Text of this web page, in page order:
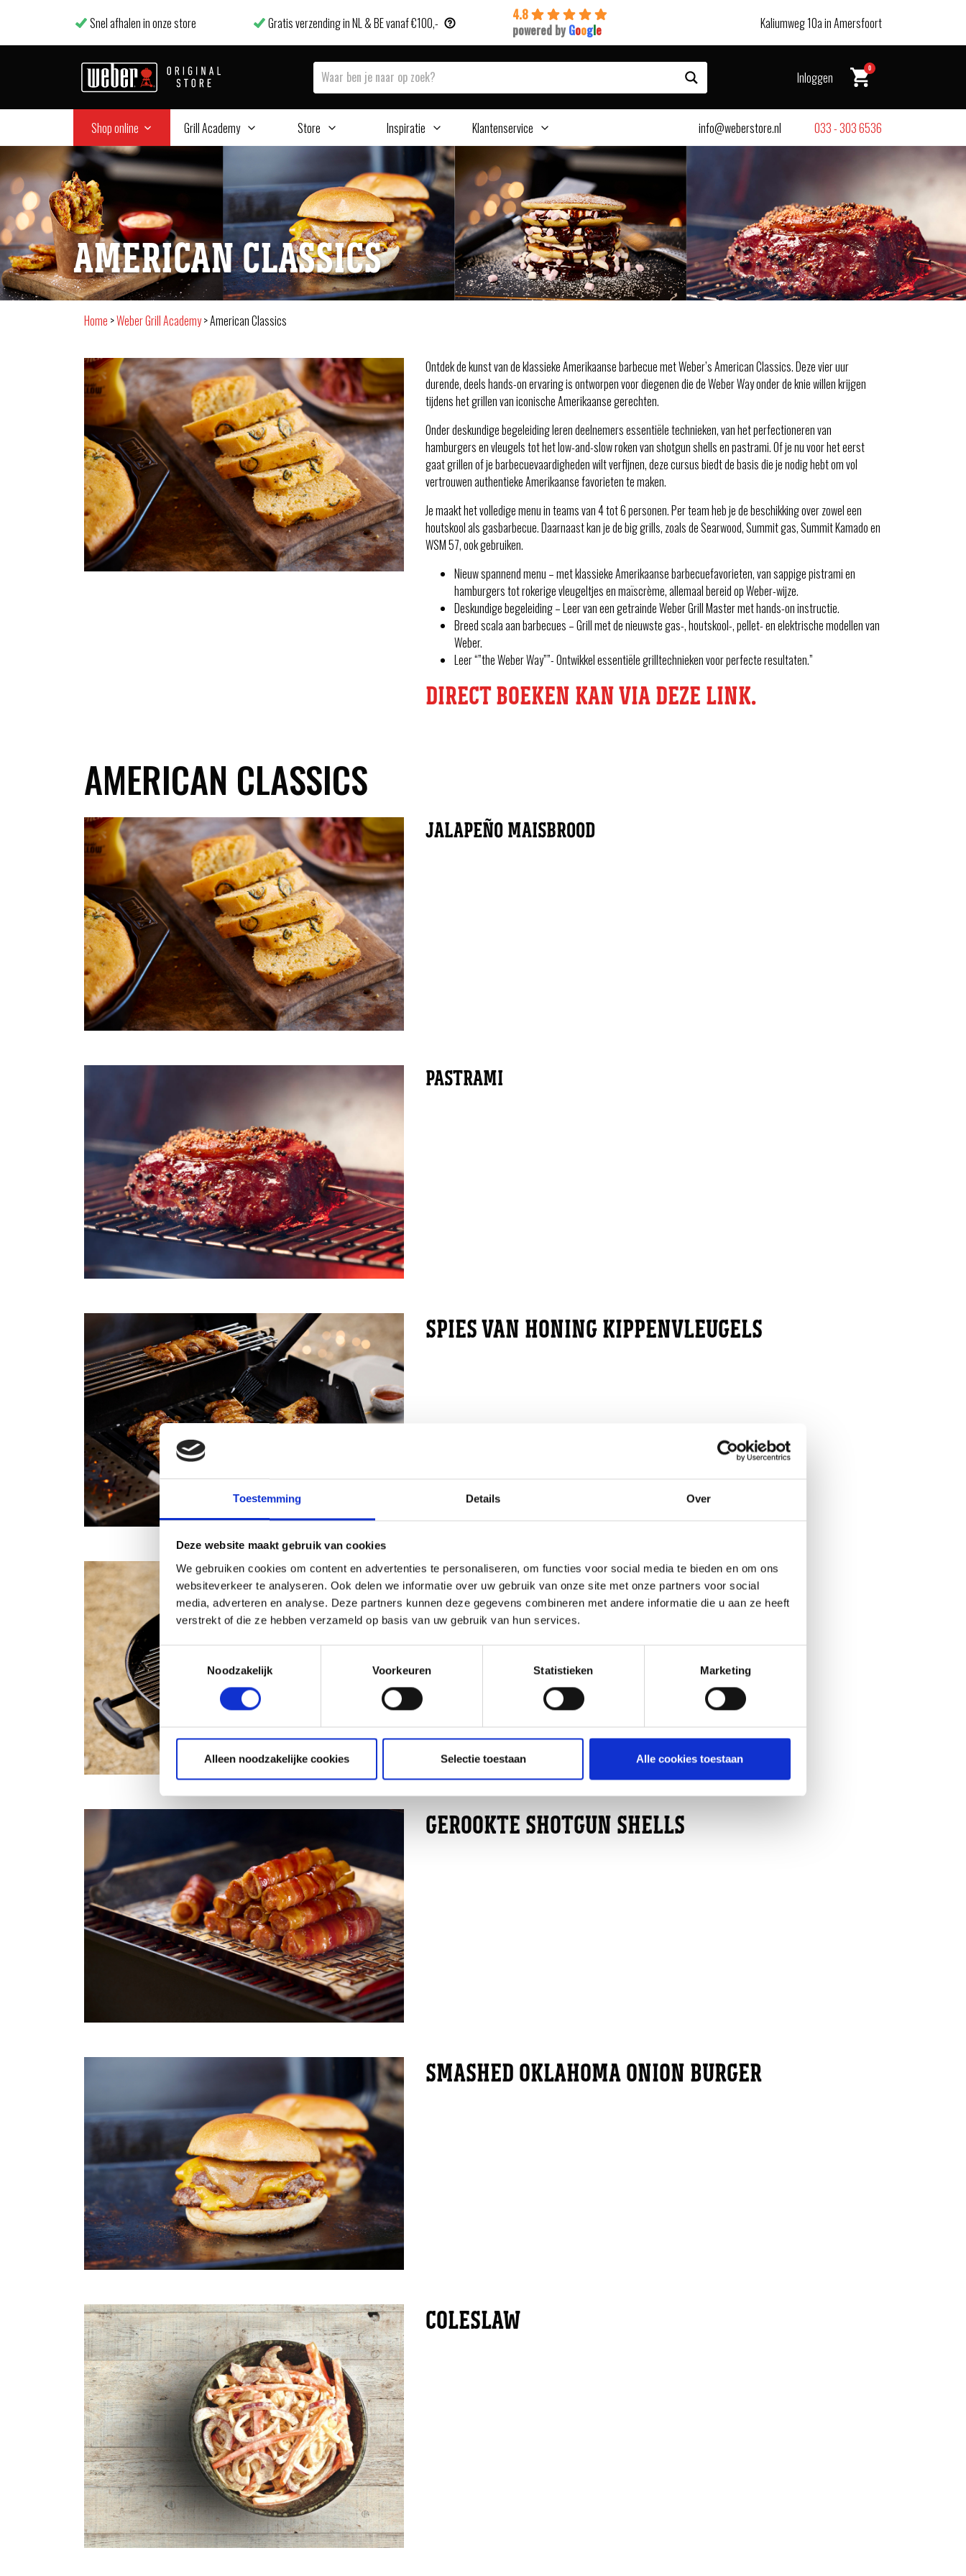
Toestemming Details Over
Deze website maakt gebruik van cookies
We gebruiken cookies om content en advertenties te personaliseren, om functies voor social media te bieden en om ons
websiteverkeer te analyseren. Ook delen we informatie over uw gebruik van onze site met onze partners voor social
media, adverteren en analyse. Deze partners kunnen deze gegevens combineren met andere informatie die u aan ze heeft
verstrekt of die ze hebben verzameld op basis van uw gebruik van hun services.
Toestemmingsselectie
Noodzakelijk
Voorkeuren Statistieken Marketing
Alleen noodzakelijke cookies Selectie toestaan Alle cookies toestaan
Snel afhalen in onze store Gratis verzending in NL & BE vanaf €100,-
4.8
powered by Google Kaliumweg 10a in Amersfoort
Inloggen
0
Shop online Grill Academy Store Inspiratie Klantenservice info@weberstore.nl 033 - 303 6536
AMERICAN CLASSICS
Home >Weber Grill Academy>American Classics
Ontdek de kunst van de klassieke Amerikaanse barbecue met Weber’s American Classics. Deze vier uur
durende, deels hands-on ervaring is ontworpen voor diegenen die de Weber Way onder de knie willen krijgen
tijdens het grillen van iconische Amerikaanse gerechten.
Onder deskundige begeleiding leren deelnemers essentiële technieken, van het perfectioneren van
hamburgers en vleugels tot het low-and-slow roken van shotgun shells en pastrami. Of je nu voor het eerst
gaat grillen of je barbecuevaardigheden wilt verfijnen, deze cursus biedt de basis die je nodig hebt om vol
vertrouwen authentieke Amerikaanse favorieten te maken.
Je maakt het volledige menu in teams van 4 tot 6 personen. Per team heb je de beschikking over zowel een
houtskool als gasbarbecue. Daarnaast kan je de big grills, zoals de Searwood, Summit gas, Summit Kamado en
WSM 57, ook gebruiken.
Nieuw spannend menu – met klassieke Amerikaanse barbecuefavorieten, van sappige pistrami en
hamburgers tot rokerige vleugeltjes en maïscrème, allemaal bereid op Weber-wijze.
Deskundige begeleiding – Leer van een getrainde Weber Grill Master met hands-on instructie.
Breed scala aan barbecues – Grill met de nieuwste gas-, houtskool-, pellet- en elektrische modellen van
Weber.
Leer “”the Weber Way””- Ontwikkel essentiële grilltechnieken voor perfecte resultaten.”
DIRECT BOEKEN KAN VIA DEZE LINK.
AMERICAN CLASSICS
JALAPEÑO MAISBROOD
PASTRAMI
SPIES VAN HONING KIPPENVLEUGELS
MAÏSCRÈME
GEROOKTE SHOTGUN SHELLS
SMASHED OKLAHOMA ONION BURGER
COLESLAW